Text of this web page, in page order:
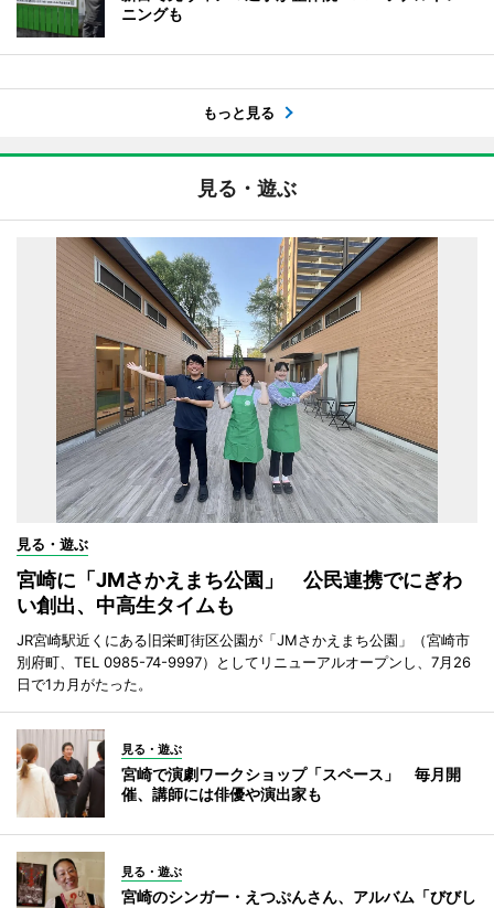
ニングも
もっと見る
見る・遊ぶ
見る・遊ぶ
宮崎に「JMさかえまち公園」 公民連携でにぎわ
い創出、中高生タイムも
JR宮崎駅近くにある旧栄町街区公園が「JMさかえまち公園」（宮崎市
別府町、TEL 0985-74-9997）としてリニューアルオープンし、7月26
日で1カ月がたった。
見る・遊ぶ
宮崎で演劇ワークショップ「スペース」 毎月開
催、講師には俳優や演出家も
見る・遊ぶ
宮崎のシンガー・えつぷんさん、アルバム「びびし